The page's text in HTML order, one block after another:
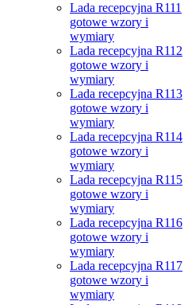
Lada recepcyjna R111
gotowe wzory i
wymiary
Lada recepcyjna R112
gotowe wzory i
wymiary
Lada recepcyjna R113
gotowe wzory i
wymiary
Lada recepcyjna R114
gotowe wzory i
wymiary
Lada recepcyjna R115
gotowe wzory i
wymiary
Lada recepcyjna R116
gotowe wzory i
wymiary
Lada recepcyjna R117
gotowe wzory i
wymiary